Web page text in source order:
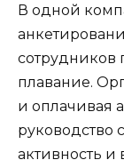
В одной
сотрудников
плавание.
и оплачивая
руководство
активность и